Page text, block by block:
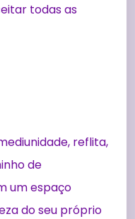
todas as
reflita,
de
um espaço
do seu próprio